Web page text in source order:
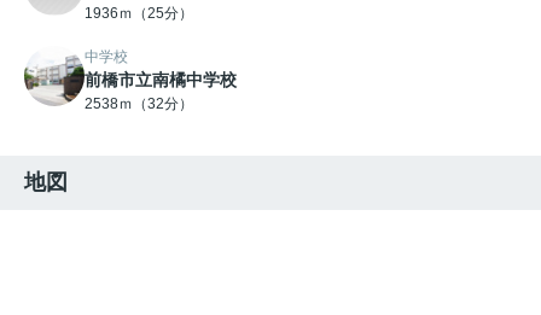
1936ｍ（25分）
中学校
前橋市立南橘中学校
2538ｍ（32分）
地図